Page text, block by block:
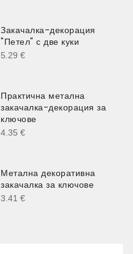
Закачалка-декорация
"Петел" с две куки
5.29 €
Практична метална
закачалка-декорация за
ключове
4.35 €
Метална декоративна
закачалка за ключове
3.41 €